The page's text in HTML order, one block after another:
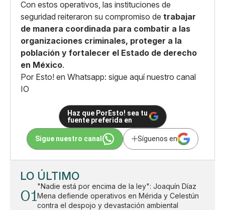
Con estos operativos, las instituciones de
seguridad reiteraron su compromiso de trabajar
de manera coordinada para combatir a las
organizaciones criminales, proteger a la
población y fortalecer el Estado de derecho
en México.
Por Esto! en Whatsapp: sigue aquí nuestro canal
IO
Haz que PorEsto! sea tu
fuente preferida en
Sigue nuestro canal Síguenos en
LO ÚLTIMO
01
"Nadie está por encima de la ley": Joaquín Díaz
Mena defiende operativos en Mérida y Celestún
contra el despojo y devastación ambiental